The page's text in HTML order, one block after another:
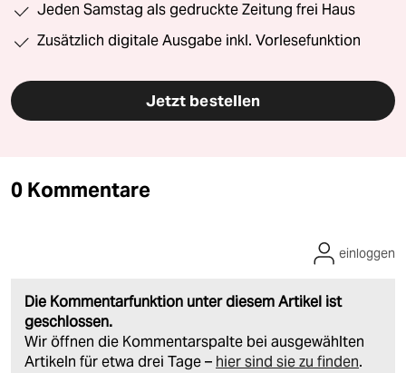
Jeden Samstag als gedruckte Zeitung frei Haus
Zusätzlich digitale Ausgabe inkl. Vorlesefunktion
Jetzt bestellen
0 Kommentare
Die Kommentarfunktion unter diesem Artikel ist
geschlossen.
Wir öffnen die Kommentarspalte bei ausgewählten
Artikeln für etwa drei Tage – hier sind sie zu finden.
einloggen